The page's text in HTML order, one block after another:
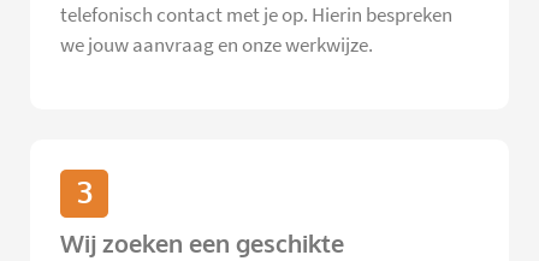
telefonisch contact met je op. Hierin bespreken
we jouw aanvraag en onze werkwijze.
3
Wij zoeken een geschikte